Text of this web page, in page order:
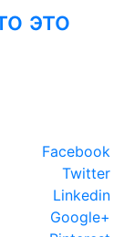
это
Facebook
Twitter
Linkedin
Google+